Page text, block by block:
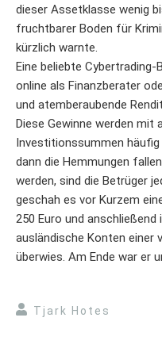
dieser Assetklasse wenig
fruchtbarer Boden für
kürzlich warnte.
Eine beliebte
online als Finanzberater
und atemberaubende
Diese Gewinne werden mit
Investitionssummen
dann die Hemmungen
werden, sind die Betrüger
geschah es vor Kurzem
250 Euro und
ausländische Konten einer
überwies. Am Ende war er
Tjark Hotes